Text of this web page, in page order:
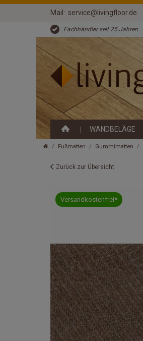
Mail: service@livingfloor.de
Fachhändler seit 25 Jahren
WANDBELÄGE
Fußmatten Gummimatten
Zurück zur Übersicht
Versandkostenfrei*